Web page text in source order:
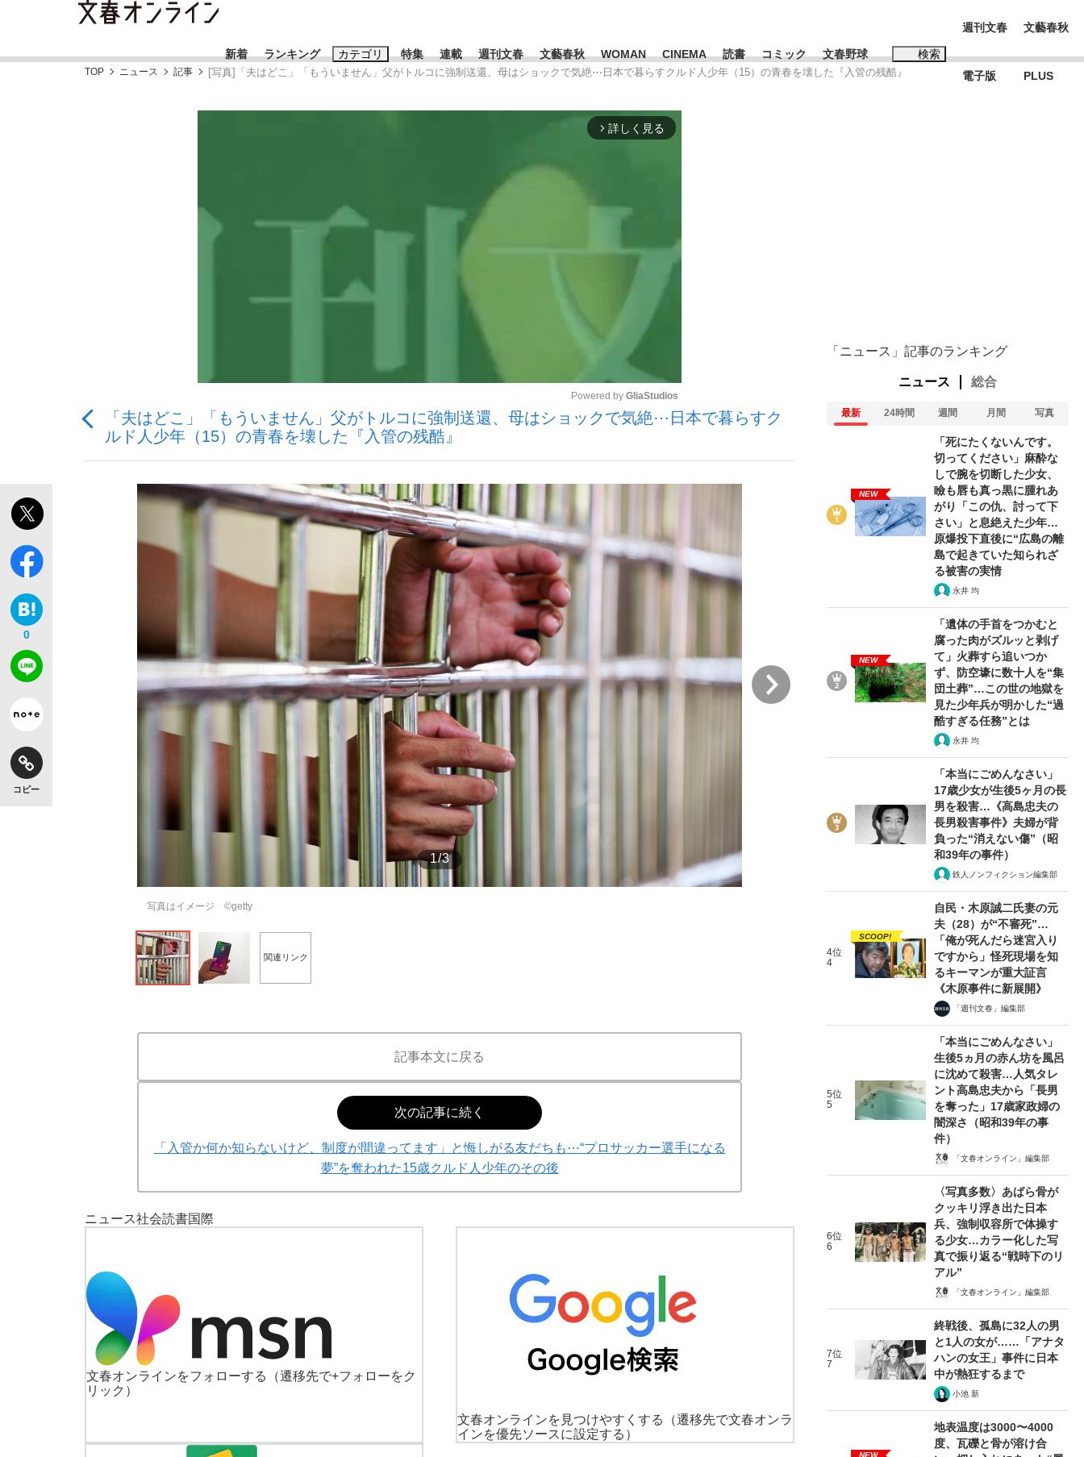
新着 ランキング カテゴリ
「90%は失敗する。でも…」本田圭佑が初めて明かした日本代表監督に... 「最悪の空気のまま解散」WBC日本代表“敗戦”の真実 選手が明かす...
「敗因分析は一切聞かれなかった」侍ジャパン選手が証言した“NPB聞... 「クマが悪者扱いされているのが悲しい」『北の国から』倉本聰氏（91...
「目標達成できなかったからと言って…」サッカー日本代表・森保一監督...
特集
キングの誕生を、目撃せよ。
いまさら聞けない資産運用のすべて
the Style
もっと見る
連載 週刊文春 文藝春秋 WOMAN CINEMA 読書 コミック 文春野球 検索
#後藤真希
#玉木雄一郎
#亀和田武
週刊文春
電子版
文藝春秋
PLUS
TOP ニュース 記事 [写真]「夫はどこ」「もういません」父がトルコに強制送還、母はショックで気絶⋯日本で暮らすクルド人少年（15）の青春を壊した『入管の残酷』
arrow_forward_ios 詳しく見る
Powered by GliaStudios
「夫はどこ」「もういません」父がトルコに強制送還、母はショックで気絶⋯日本で暮らすク
ルド人少年（15）の青春を壊した『入管の残酷』
0
コピー
1/3
写真はイメージ ©getty
2/3
関連リンク
記事本文に戻る
次の記事に続く
「入管か何か知らないけど、制度が間違ってます」と悔しがる友だちも⋯“プロサッカー選手になる
夢”を奪われた15歳クルド人少年のその後
ニュース社会読書国際
文春オンラインをフォローする
（遷移先で+フォローをク
リック）
文春オンラインを見つけやすくする
（遷移先で文春オンラ
インを優先ソースに設定する）
「ニュース」記事のランキング
ニュース 総合
最新 24時間 週間 月間 写真
NEW
「死にたくないんです。
切ってください」麻酔な
しで腕を切断した少女、
瞼も唇も真っ黒に腫れあ
がり「この仇、討って下
さい」と息絶えた少年…
原爆投下直後に“広島の離
島で起きていた知られざ
る被害の実情
永井 均
NEW
「遺体の手首をつかむと
腐った肉がズルッと剥げ
て」火葬すら追いつか
ず、防空壕に数十人を“集
団土葬”…この世の地獄を
見た少年兵が明かした“過
酷すぎる任務”とは
永井 均
「本当にごめんなさい」
17歳少女が生後5ヶ月の長
男を殺害…《高島忠夫の
長男殺害事件》夫婦が背
負った“消えない傷”（昭
和39年の事件）
鉄人ノンフィクション編集部
4位
4
SCOOP!
自民・木原誠二氏妻の元
夫（28）が“不審死”…
「俺が死んだら迷宮入り
ですから」怪死現場を知
るキーマンが重大証言
《木原事件に新展開》
「週刊文春」編集部
5位
5
「本当にごめんなさい」
生後5ヵ月の赤ん坊を風呂
に沈めて殺害…人気タレ
ント高島忠夫から「長男
を奪った」17歳家政婦の
闇深さ（昭和39年の事
件）
「文春オンライン」編集部
6位
6
〈写真多数〉あばら骨が
クッキリ浮き出た日本
兵、強制収容所で体操す
る少女…カラー化した写
真で振り返る“戦時下のリ
アル”
「文春オンライン」編集部
7位
7
終戦後、孤島に32人の男
と1人の女が……「アナタ
ハンの女王」事件に日本
中が熱狂するまで
小池 新
NEW
地表温度は3000〜4000
度、瓦礫と骨が溶け合